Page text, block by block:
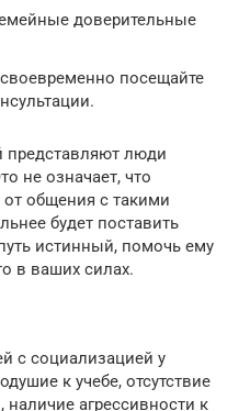
доверительные
посещайте
представляют люди
не означает, что
общения с такими
будет поставить
истинный, помочь ему
в ваших силах.
с социализацией у
к учебе, отсутствие
агрессивности к